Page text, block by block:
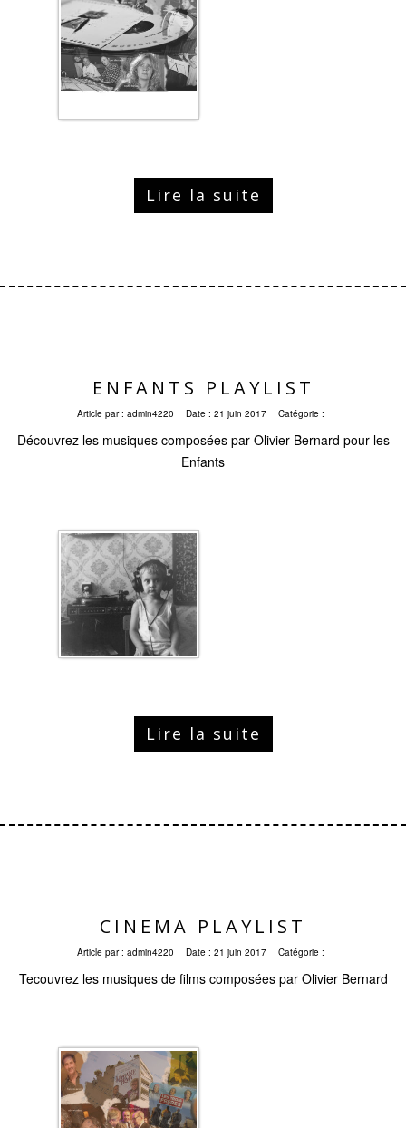
Lire la suite
ENFANTS PLAYLIST
Article par : admin4220 Date : 21 juin 2017 Catégorie :
Découvrez les musiques composées par Olivier Bernard pour les
Enfants
Lire la suite
CINEMA PLAYLIST
Article par : admin4220 Date : 21 juin 2017 Catégorie :
Tecouvrez les musiques de films composées par Olivier Bernard